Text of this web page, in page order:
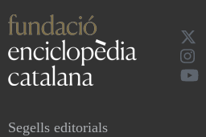
Segells editorials